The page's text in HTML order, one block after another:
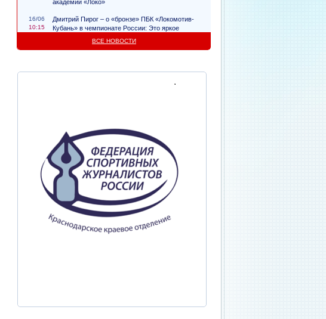
академии «Локо»
16/06
10:15
Дмитрий Пирог – о «бронзе» ПБК «Локомотив-
Кубань» в чемпионате России: Это яркое
ВСЕ НОВОСТИ